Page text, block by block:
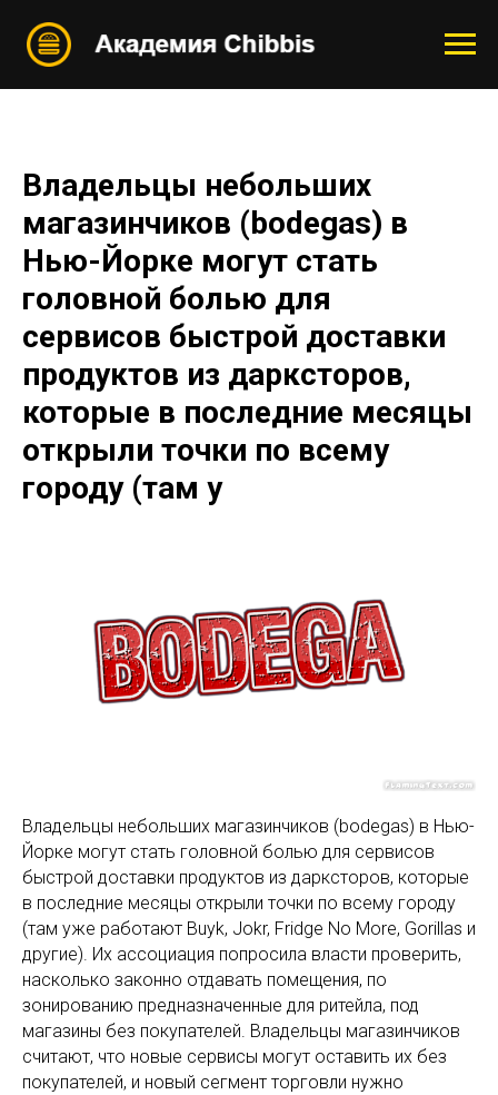
Владельцы небольших
магазинчиков (bodegas) в
Нью-Йорке могут стать
головной болью для
сервисов быстрой доставки
продуктов из дарксторов,
которые в последние месяцы
открыли точки по всему
городу (там у
Владельцы небольших магазинчиков (bodegas) в Нью-
Йорке могут стать головной болью для сервисов
быстрой доставки продуктов из дарксторов, которые
в последние месяцы открыли точки по всему городу
(там уже работают Buyk, Jokr, Fridge No More, Gorillas и
другие). Их ассоциация попросила власти проверить,
насколько законно отдавать помещения, по
зонированию предназначенные для ритейла, под
магазины без покупателей. Владельцы магазинчиков
считают, что новые сервисы могут оставить их без
покупателей, и новый сегмент торговли нужно